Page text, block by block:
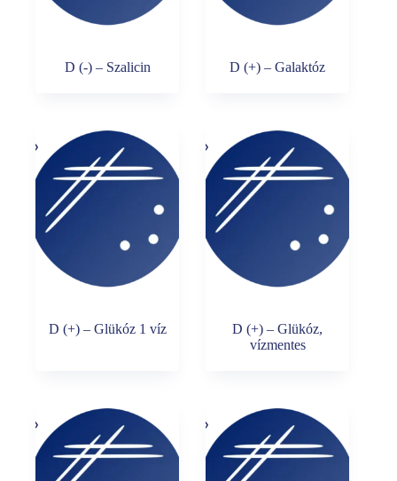
D (-) – Szalicin D (+) – Galaktóz
D (+) – Glükóz 1 víz
D (+) – Glükóz,
vízmentes